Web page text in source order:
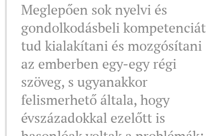
Meglepően sok nyelvi és
gondolkodásbeli kompetenciát
tud kialakítani és mozgósítani
az emberben egy-egy régi
szöveg, s ugyanakkor
felismerhető általa, hogy
évszázadokkal ezelőtt is